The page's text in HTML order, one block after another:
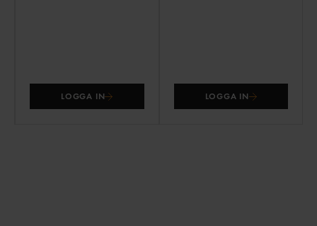
LOGGA IN LOGGA IN